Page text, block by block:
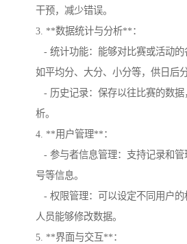
干预，减少错误。
3. **数据统计与分析**：
- 统计功能：能够对比赛或活动的
如平均分、大分、小分等，供日后分
- 历史记录：保存以往比赛的数据
析。
4. **用户管理**：
- 参与者信息管理：支持记录和管
号等信息。
- 权限管理：可以设定不同用户的
人员能够修改数据。
5. **界面与交互**：